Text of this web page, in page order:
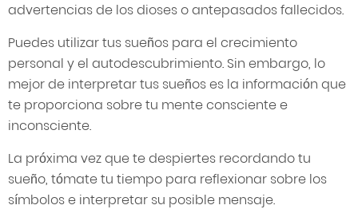
advertencias de los dioses o antepasados fallecidos.
Puedes utilizar tus sueños para el crecimiento
personal y el autodescubrimiento. Sin embargo, lo
mejor de interpretar tus sueños es la información que
te proporciona sobre tu mente consciente e
inconsciente.
La próxima vez que te despiertes recordando tu
sueño, tómate tu tiempo para reflexionar sobre los
símbolos e interpretar su posible mensaje.